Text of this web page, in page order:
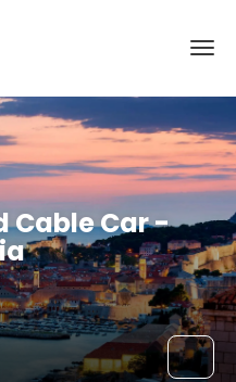
Cable Car -